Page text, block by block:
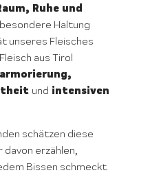
Ruhe und
Haltung
unseres Fleisches
aus Tirol
und intensiven
schätzen diese
davon erzählen,
Bissen schmeckt.